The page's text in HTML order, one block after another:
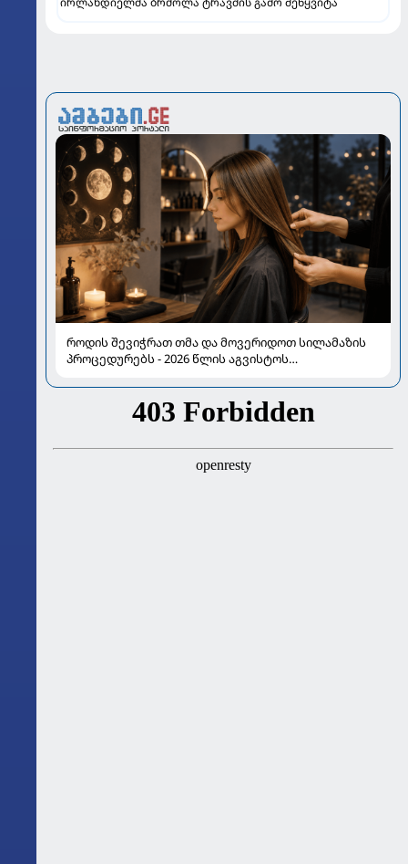
როდის შევიჭრათ თმა და მოვერიდოთ სილამაზის
პროცედურებს - 2026 წლის აგვისტოს